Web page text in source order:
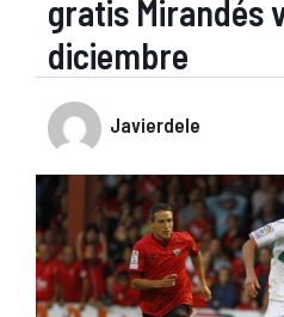
gratis Mirandés
diciembre
Javierdele